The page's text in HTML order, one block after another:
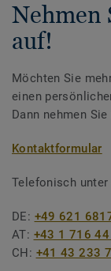
Nehmen
auf!
Möchten Sie
einen
Dann nehmen
Kontaktformular
Telefonisch
DE: +49 621
AT: +43 1 716 44
CH: +41 43 233